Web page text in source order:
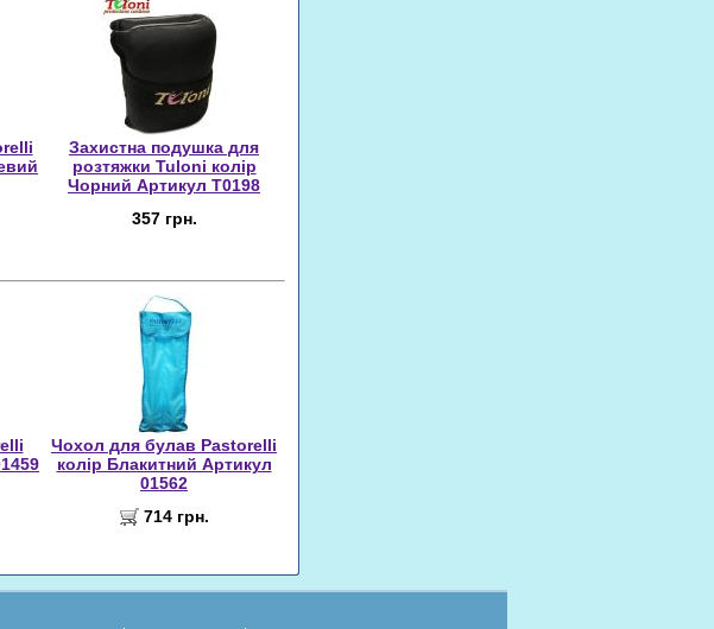
Захистна подушка для
розтяжки Tuloni колір
Чорний Артикул T0198
357 грн.
Чохол для булав Pastorelli
колір Блакитний Артикул
01562
714 грн.